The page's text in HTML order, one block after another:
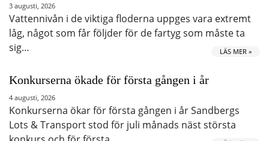
3 augusti, 2026
Vattennivån i de viktiga floderna uppges vara extremt
låg, något som får följder för de fartyg som måste ta
sig…
LÄS MER »
Konkurserna ökade för första gången i år
4 augusti, 2026
Konkurserna ökar för första gången i år Sandbergs
Lots & Transport stod för juli månads näst största